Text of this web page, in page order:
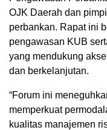
OJK Daerah dan
perbankan. Rapat ini
pengawasan KUB
yang mendukung
dan berkelanjutan.
“Forum ini
memperkuat
kualitas manajemen